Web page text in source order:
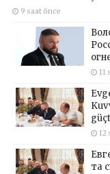
9 saat önce
11
12
та